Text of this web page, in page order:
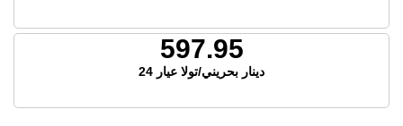
597.95
دينار بحريني/تولا عيار 24